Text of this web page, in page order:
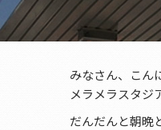
みなさん、こん
メラメラスタジ
だんだんと朝晩